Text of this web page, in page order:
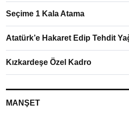
Seçime 1 Kala Atama
Atatürk’e Hakaret Edip Tehdit
Kızkardeşe Özel Kadro
MANŞET